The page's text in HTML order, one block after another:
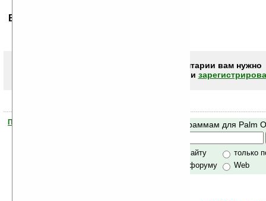
Ваше мнение будет первым.
Чтобы писать комментарии вам нужно
или
Помогите Ладошкам стать лучше
Поиск по программам для Palm
только по сайту
только
по сайту и форуму
Web